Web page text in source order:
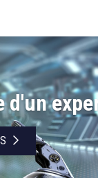
d'un